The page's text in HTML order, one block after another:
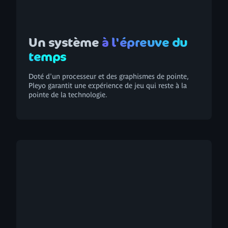
Un système à l'épreuve du
temps
Doté d'un processeur et des graphismes de pointe,
Pleyo garantit une expérience de jeu qui reste à la
pointe de la technologie.